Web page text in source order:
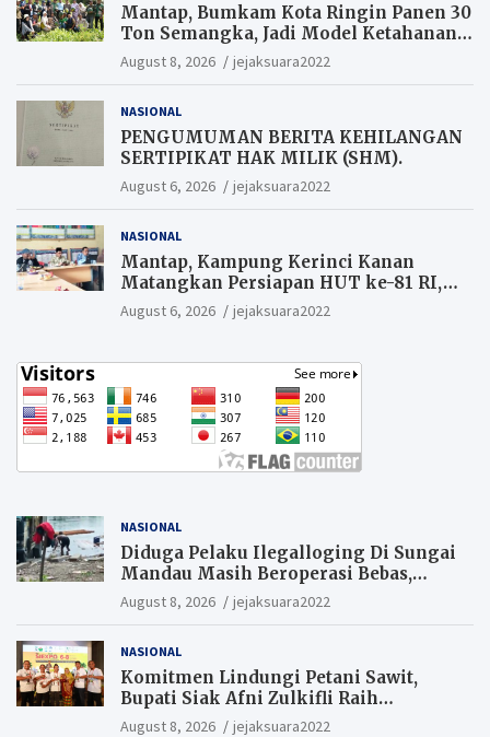
Mantap, Bumkam Kota Ringin Panen 30
Ton Semangka, Jadi Model Ketahanan
Pangan Siak.
August 8, 2026 jejaksuara2022
NASIONAL
PENGUMUMAN BERITA KEHILANGAN
SERTIPIKAT HAK MILIK (SHM).
August 6, 2026 jejaksuara2022
NASIONAL
Mantap, Kampung Kerinci Kanan
Matangkan Persiapan HUT ke-81 RI,
Warga yang ikut Upacara
Berkesempatan Raih Hadiah
August 6, 2026 jejaksuara2022
NASIONAL
Diduga Pelaku Ilegalloging Di Sungai
Mandau Masih Beroperasi Bebas,
Masyarakat Minta Aparat Penegak
Hukum Segera Tangkap Aktor Dan
August 8, 2026 jejaksuara2022
NASIONAL
Komitmen Lindungi Petani Sawit,
Bupati Siak Afni Zulkifli Raih
Penghargaan SIEXPO 2026
August 8, 2026 jejaksuara2022